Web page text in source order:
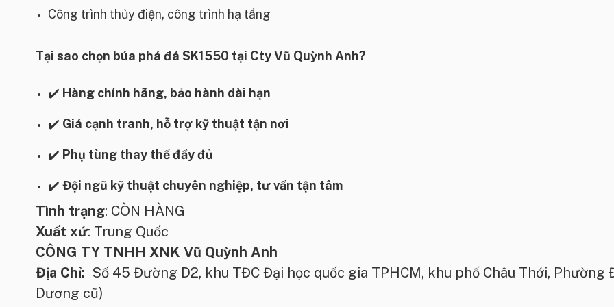
Công trình thủy điện, công trình hạ tầng
Tại sao chọn búa phá đá SK1550 tại Cty Vũ Quỳnh Anh?
✔️ Hàng chính hãng, bảo hành dài hạn
✔️ Giá cạnh tranh, hỗ trợ kỹ thuật tận nơi
✔️ Phụ tùng thay thế đầy đủ
✔️ Đội ngũ kỹ thuật chuyên nghiệp, tư vấn tận tâm
Tình trạng: CÒN HÀNG
Xuất xứ: Trung Quốc
CÔNG TY TNHH XNK Vũ Quỳnh Anh
Địa Chỉ: Số 45 Đường D2, khu TĐC Đại học quốc gia TPHCM, khu phố Châu Thới,
Dương cũ)